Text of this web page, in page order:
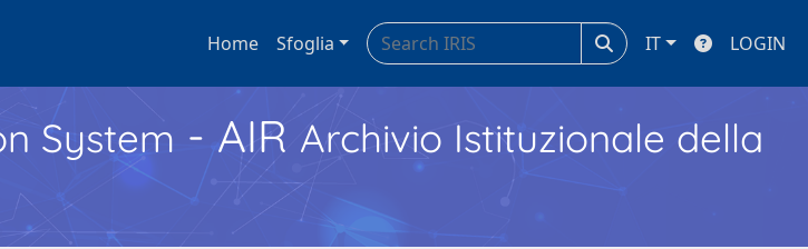
Home Sfoglia IT LOGIN
System - AIR Archivio Istituzionale della